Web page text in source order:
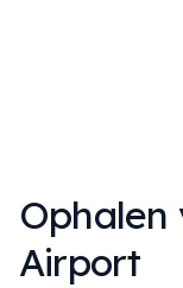
Ophalen
Airport